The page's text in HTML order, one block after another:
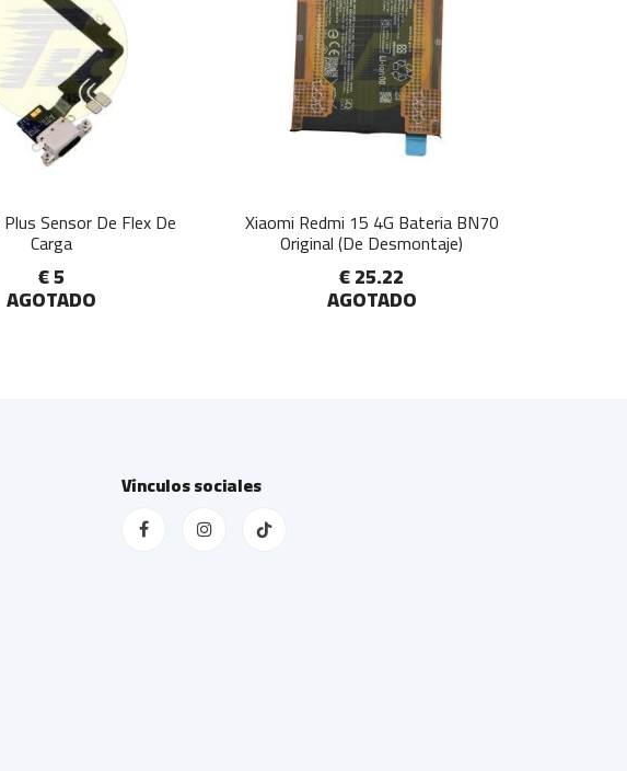
Sensor De Flex De
Carga
€ 5
AGOTADO
Xiaomi Redmi 15 4G Bateria BN70
Original (De Desmontaje)
€ 25.22
AGOTADO
Vínculos sociales